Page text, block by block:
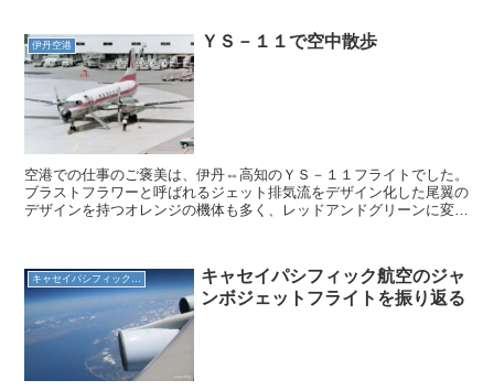
伊丹空港 ＹＳ－１１で空中散歩
空港での仕事のご褒美は、伊丹⇔高知のＹＳ－１１フライトでした。
ブラストフラワーと呼ばれるジェット排気流をデザイン化した尾翼の
デザインを持つオレンジの機体も多く、レッドアンドグリーンに変わ
キャセイパシフィック航空
キャセイパシフィック航空のジャ
ンボジェットフライトを振り返る